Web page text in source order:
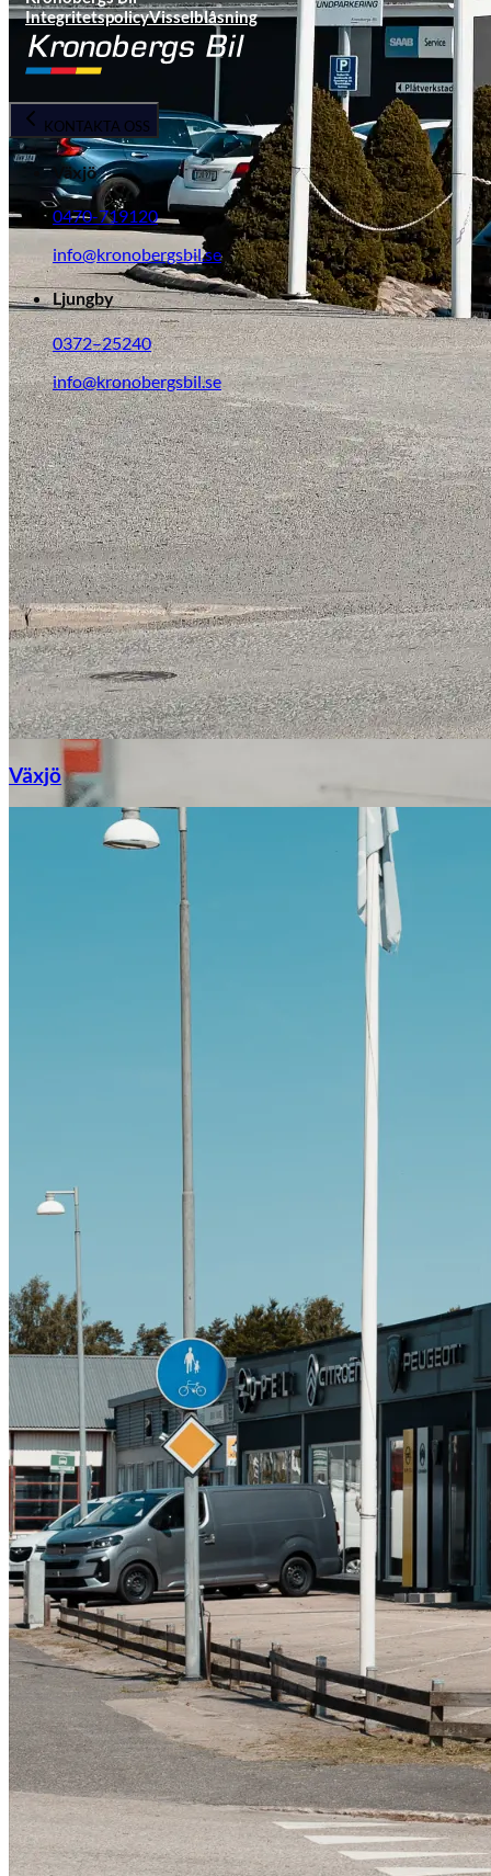
Serviceverkstad
Växjö
IntegritetspolicyVisselblåsning
KONTAKTA OSS
Växjö
0470-719120
info@kronobergsbil.se
Ljungby
0372–25240
info@kronobergsbil.se